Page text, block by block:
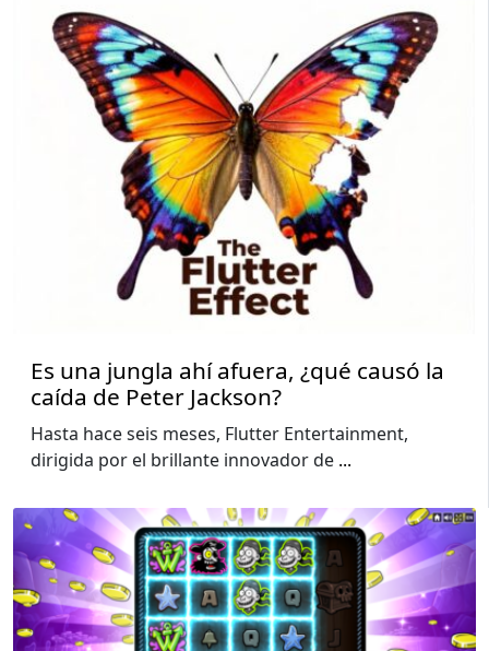
Es una jungla ahí afuera, ¿qué causó la
caída de Peter Jackson?
Hasta hace seis meses, Flutter Entertainment,
dirigida por el brillante innovador de ...